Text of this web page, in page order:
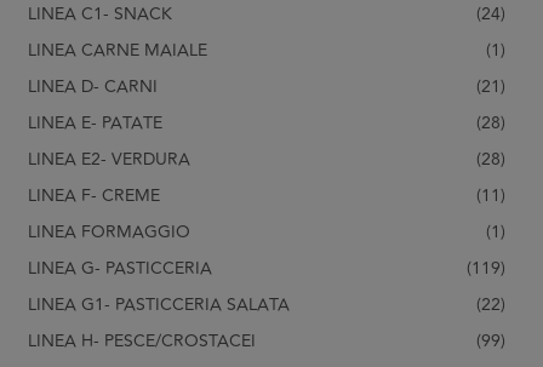
LINEA C1- SNACK
(24)
LINEA CARNE MAIALE
(1)
LINEA D- CARNI
(21)
LINEA E- PATATE
(28)
LINEA E2- VERDURA
(28)
LINEA F- CREME
(11)
LINEA FORMAGGIO
(1)
LINEA G- PASTICCERIA
(119)
LINEA G1- PASTICCERIA SALATA
(22)
LINEA H- PESCE/CROSTACEI
(99)